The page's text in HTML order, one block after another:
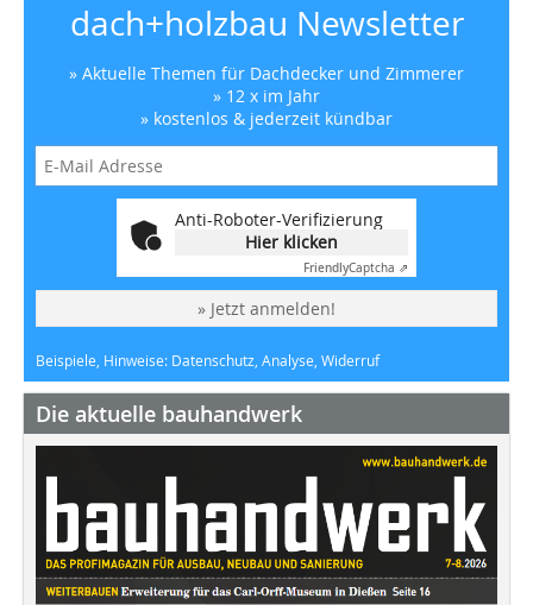
dach+holzbau Newsletter
» Aktuelle Themen für Dachdecker und Zimmerer
» 12 x im Jahr
» kostenlos & jederzeit kündbar
Anti-Roboter-Verifizierung
Hier klicken
FriendlyCaptcha ⇗
» Jetzt anmelden!
Beispiele, Hinweise: Datenschutz, Analyse, Widerruf
Die aktuelle bauhandwerk